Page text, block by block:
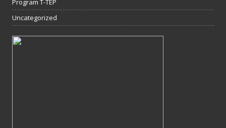
Program T-TEP
Uncategorized